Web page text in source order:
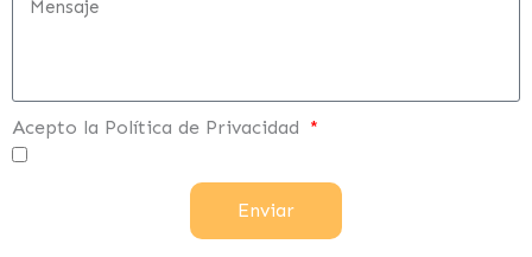
Acepto la Política de Privacidad
Enviar